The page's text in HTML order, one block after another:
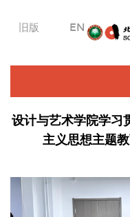
旧版 EN
设计与艺术学院学习
主义思想主题